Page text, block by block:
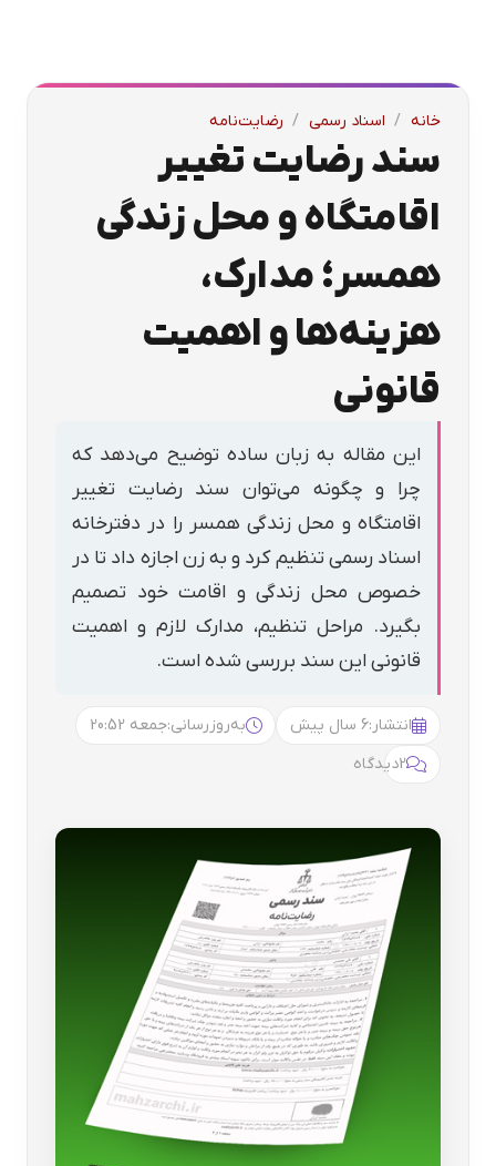
خانه / اسناد رسمی / رضایت‌نامه
سند رضایت تغییر
اقامتگاه و محل زندگی
همسر؛ مدارک،
هزینه‌ها و اهمیت
قانونی
این مقاله به زبان ساده توضیح می‌دهد که
چرا و چگونه می‌توان سند رضایت تغییر
اقامتگاه و محل زندگی همسر را در دفترخانه
اسناد رسمی تنظیم کرد و به زن اجازه داد تا در
خصوص محل زندگی و اقامت خود تصمیم
بگیرد. مراحل تنظیم، مدارک لازم و اهمیت
قانونی این سند بررسی شده است.
انتشار:6 سال پیش به‌روزرسانی:جمعه 20:52
2دیدگاه